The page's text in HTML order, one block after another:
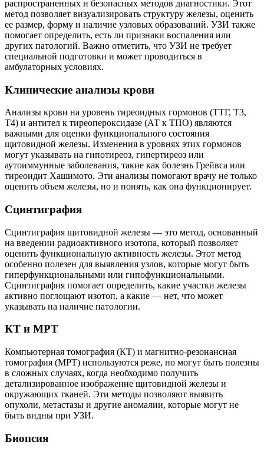
распространенных и безопасных методов диагностики. Этот
метод позволяет визуализировать структуру железы, оценить
ее размер, форму и наличие узловых образований. УЗИ также
помогает определить, есть ли признаки воспаления или
других патологий. Важно отметить, что УЗИ не требует
специальной подготовки и может проводиться в
амбулаторных условиях.
Клинические анализы крови
Анализы крови на уровень тиреоидных гормонов (ТТГ, Т3,
Т4) и антител к тиреопероксидазе (АТ к ТПО) являются
важными для оценки функционального состояния
щитовидной железы. Изменения в уровнях этих гормонов
могут указывать на гипотиреоз, гипертиреоз или
аутоиммунные заболевания, такие как болезнь Грейвса или
тиреоидит Хашимото. Эти анализы помогают врачу не только
оценить объем железы, но и понять, как она функционирует.
Сцинтиграфия
Сцинтиграфия щитовидной железы — это метод, основанный
на введении радиоактивного изотопа, который позволяет
оценить функциональную активность железы. Этот метод
особенно полезен для выявления узлов, которые могут быть
гиперфункциональными или гипофункциональными.
Сцинтиграфия помогает определить, какие участки железы
активно поглощают изотоп, а какие — нет, что может
указывать на наличие патологии.
КТ и МРТ
Компьютерная томография (КТ) и магнитно-резонансная
томография (МРТ) используются реже, но могут быть полезны
в сложных случаях, когда необходимо получить
детализированное изображение щитовидной железы и
окружающих тканей. Эти методы позволяют выявить
опухоли, метастазы и другие аномалии, которые могут не
быть видны при УЗИ.
Биопсия